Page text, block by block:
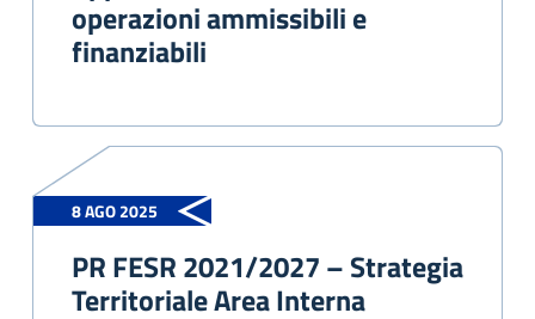
operazioni ammissibili e
finanziabili
8 AGO 2025
PR FESR 2021/2027 – Strategia
Territoriale Area Interna